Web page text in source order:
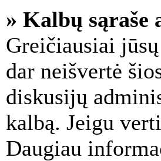
» Kalbų sąraše
Greičiausiai
dar neišvertė
diskusijų
kalbą. Jeigu
Daugiau